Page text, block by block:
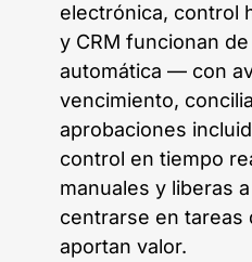
electrónica, control
y CRM funcionan
automática — con
vencimiento,
aprobaciones
control en tiempo
manuales y liberas
centrarse en tareas
aportan valor.